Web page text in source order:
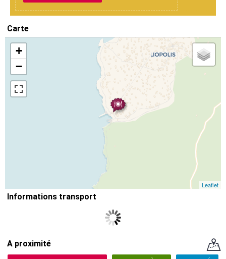
Carte
+
−
Leaflet
Informations transport
A proximité